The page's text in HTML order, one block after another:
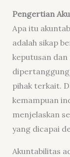
Pengertian
Apa itu
adalah sikap
keputusan
pihak terkait.
kemampuan
menjelaskan
yang dicapai
Akuntabilitas